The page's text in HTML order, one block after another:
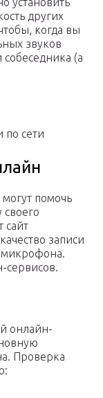
других
когда вы
звуков
(а
по сети
помочь
своего
сайт
записи
микрофона.
сервисов.
онлайн-
Проверка